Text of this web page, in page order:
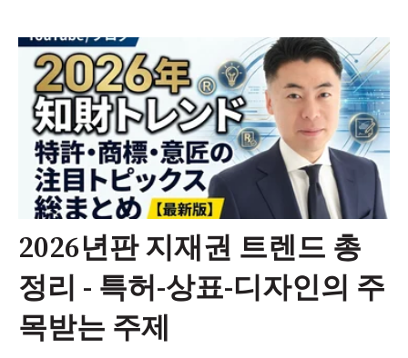
2026년판 지재권 트렌드 총
정리 - 특허-상표-디자인의 주
목받는 주제